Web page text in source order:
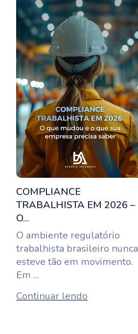
COMPLIANCE
TRABALHISTA EM 2026 –
O...
O ambiente regulatório
trabalhista brasileiro nunca
esteve tão em movimento.
Em ...
Continuar lendo